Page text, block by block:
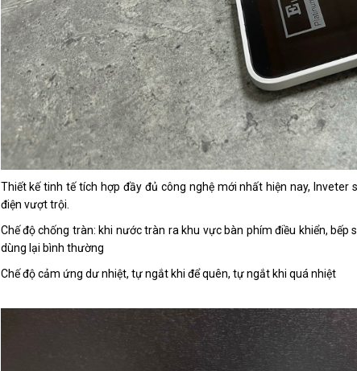
Thiết kế tinh tế tích hợp đầy đủ công nghệ mới nhất hiện nay,
điện vượt trội.
Chế độ chống tràn: khi nước tràn ra khu vực bàn phím điều khiển,
dùng lại bình thường
Chế độ cảm ứng dư nhiệt, tự ngắt khi để quên, tự ngắt khi quá nhiệt